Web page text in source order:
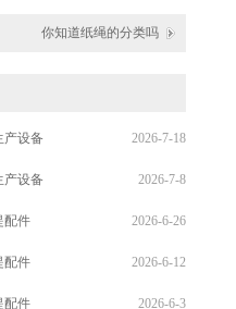
你知道纸绳的分类吗
产设备 2026-7-18
产设备 2026-7-8
配件 2026-6-26
配件 2026-6-12
配件 2026-6-3